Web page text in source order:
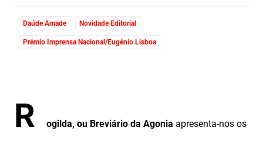
Daúde Amade Novidade Editorial
Prémio Imprensa Nacional/Eugénio Lisboa
R ogilda, ou Breviário da Agonia apresenta-nos os